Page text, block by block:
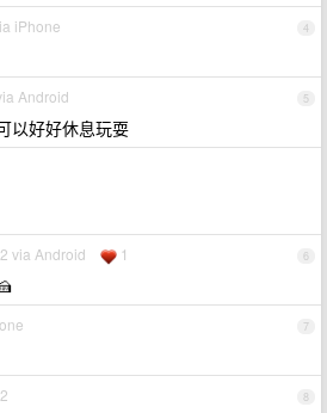
4
iPhone
5
Android
以好好休息玩耍
6
via Android 1
7
8